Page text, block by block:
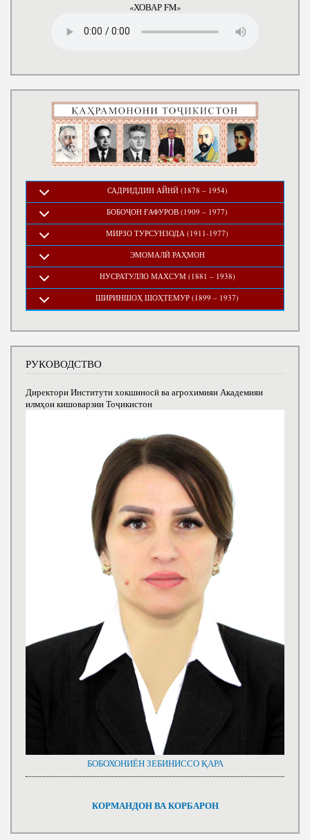
«ХОВАР FM»
САДРИДДИН АЙНӢ (1878 – 1954)
БОБОҶОН ҒАФУРОВ (1909 – 1977)
МИРЗО ТУРСУНЗОДА (1911-1977)
ЭМОМАЛӢ РАҲМОН
НУСРАТУЛЛО МАХСУМ (1881 – 1938)
ШИРИНШОҲ ШОҲТЕМУР (1899 – 1937)
РУКОВОДСТВО
Директори Институти хокшиносӣ ва агрохимияи Академияи
илмҳои кишоварзии Тоҷикистон
БОБОХОНИЁН ЗЕБИНИССО ҚАРА
КОРМАНДОН ВА КОРБАРОН